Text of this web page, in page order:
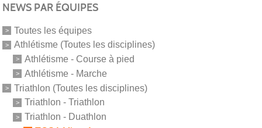
NEWS PAR ÉQUIPES
Toutes les équipes
Athlétisme (Toutes les disciplines)
Athlétisme - Course à pied
Athlétisme - Marche
Triathlon (Toutes les disciplines)
Triathlon - Triathlon
Triathlon - Duathlon